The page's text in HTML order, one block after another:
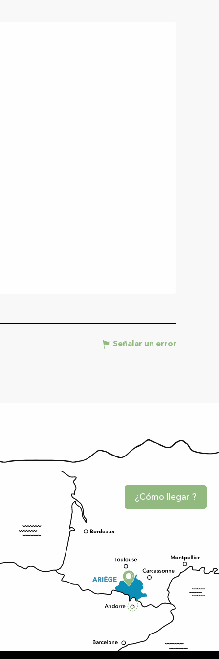
Señalar un error
¿Cómo llegar ?